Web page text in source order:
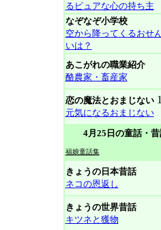
るピュアな心の持ち主
なぞなぞ小学校
空から降ってくるおせ
いは？
あこがれの職業紹介
酪農家・畜産家
恋の魔法とおまじない
元気になるおまじない
4月25日の童話・昔
福娘童話集
きょうの日本昔話
ネコの恩返し
きょうの世界昔話
キツネと獲物